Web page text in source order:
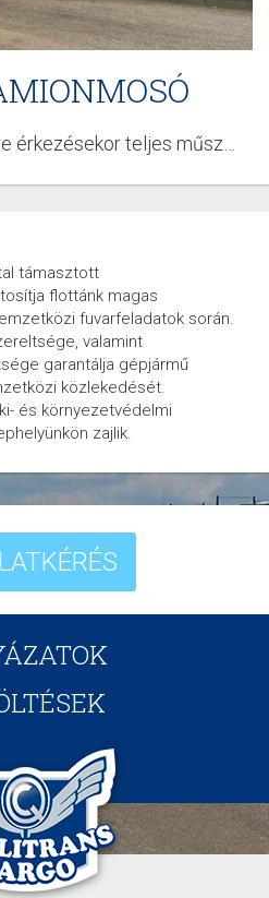
– CARGO
KÖZÚTI
támasztott
flottánk magas
fuvarfeladatok során.
valamint
garantálja gépjármű
közlekedését.
és környezetvédelmi
zajlik.